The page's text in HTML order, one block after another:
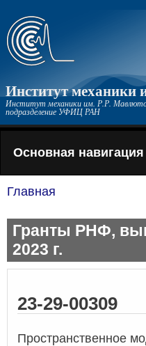
Перейти
основному
Институт
Институт механики им. Р.Р.
подразделение УФИЦ РАН
Основная навигация
навигации
Главная
Гранты РНФ,
2023 г.
23-29-00309
Пространственное